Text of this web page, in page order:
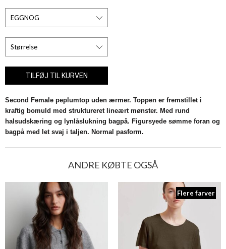
Second Female peplumtop uden ærmer. Toppen er fremstillet i
kraftig bomuld med struktureret lineært mønster. Med rund
halsudskæring og lynlåslukning bagpå. Figursyede sømme foran og
bagpå med let svaj i taljen. Normal pasform.
ANDRE KØBTE OGSÅ
Flere farver